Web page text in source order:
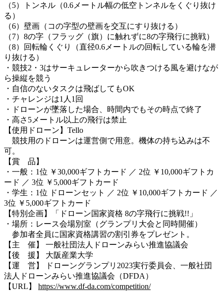
（5）トンネル（0.6メートル幅の低空トンネルをくぐり抜け
る）
（6）壁画（コの字型の壁画を交互にすり抜ける）
（7）8の字（フラッグ（旗）に触れずに8の字飛行に挑戦）
（8）回転輪くぐり（直径0.6メートルの回転している輪を潜
り抜ける）
・競技2・3はサーキュレーターから吹きつける風を避けなが
ら操縦を競う
・自信のないタスクは飛ばしてもOK
・チャレンジは1人1回
・ドローンが墜落した場合、時間内でもその時点で終了
・高さ5メートル以上の飛行は禁止
【使用ドローン】Tello
競技用のドローンは運営側で用意。機体の持ち込みは不
可。
【賞 品】
・一般：1位 ￥30,000ギフトカード ／ 2位 ￥10,000ギフトカ
ード ／ 3位 ￥5,000ギフトカード
・学生：1位 ドローンセット ／ 2位 ￥10,000ギフトカード ／
3位 ￥5,000ギフトカード
【特別企画】「ドローン国家資格 8の字飛行に挑戦!!」
・場所：レース会場別室（グランプリ大会と同時開催）
参加者全員に国家資格講習の割引券をプレゼント。
【主 催】 一般社団法人ドローンみらい推進協議会
【後 援】 大阪産業大学
【運 営】 ドローングランプリ2023実行委員会、一般社団
法人ドローンみらい推進協議会（DFDA）
【URL】 https://www.df-da.com/competition/